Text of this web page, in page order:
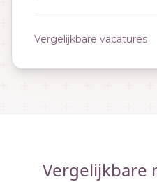
Vergelijkbare vacatures
Vergelijkbare